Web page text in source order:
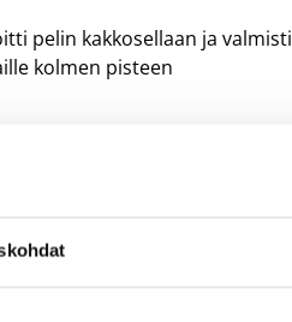
pelin kakkosellaan ja valmisti
kolmen pisteen
Aloitusviisikkoon kuulunut
ja penkiltä tullut
oli Olimpijan
ulottumattomiin. Olimpija
KK Buducnostin